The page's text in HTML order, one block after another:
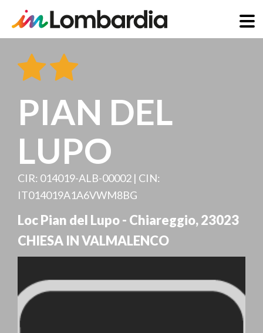
PIAN DEL
LUPO
CIR: 014019-ALB-00002 | CIN:
IT014019A1A6VWM8BG
Loc Pian del Lupo - Chiareggio,23023
CHIESA IN VALMALENCO